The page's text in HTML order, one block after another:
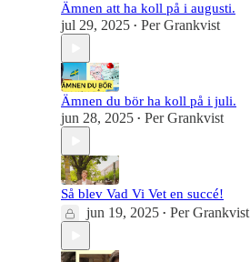
Ämnen att ha koll på i augusti.
jul 29, 2025 • Per Grankvist
Ämnen du bör ha koll på i juli.
jun 28, 2025 • Per Grankvist
Så blev Vad Vi Vet en succé!
jun 19, 2025 • Per Grankvist